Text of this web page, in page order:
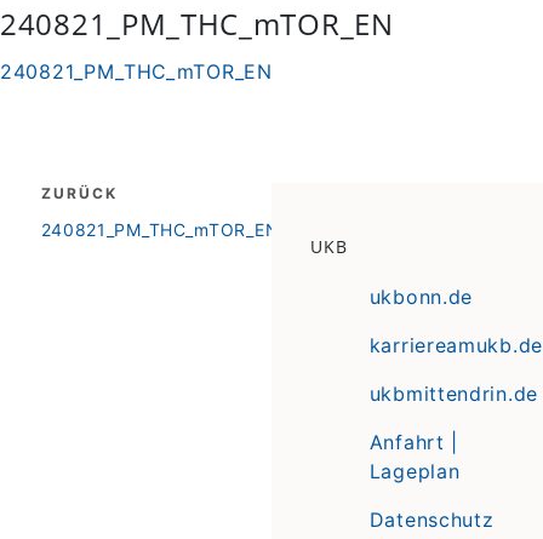
240821_PM_THC_mTOR_EN
240821_PM_THC_mTOR_EN
Beitragsnavigation
ZURÜCK
zurück
240821_PM_THC_mTOR_EN
UKB
ukbonn.de
karriereamukb.de
ukbmittendrin.de
Anfahrt |
Lageplan
Datenschutz